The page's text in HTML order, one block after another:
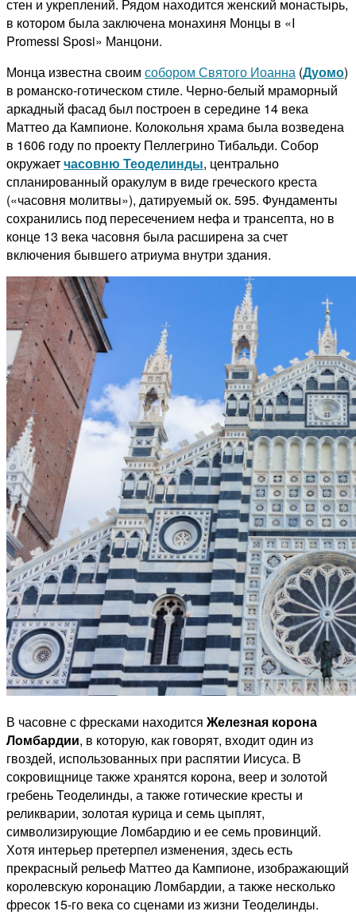
стен и укреплений. Рядом находится женский монастырь,
в котором была заключена монахиня Монцы в «I
Promessi Sposi» Манцони.
Монца известна своим собором Святого Иоанна (Дуомо)
в романско-готическом стиле. Черно-белый мраморный
аркадный фасад был построен в середине 14 века
Маттео да Кампионе. Колокольня храма была возведена
в 1606 году по проекту Пеллегрино Тибальди. Собор
окружаетчасовню Теоделинды, центрально
спланированный оракулум в виде греческого креста
(«часовня молитвы»), датируемый ок. 595. Фундаменты
сохранились под пересечением нефа и трансепта, но в
конце 13 века часовня была расширена за счет
включения бывшего атриума внутри здания.
В часовне с фресками находится Железная корона
Ломбардии, в которую, как говорят, входит один из
гвоздей, использованных при распятии Иисуса. В
сокровищнице также хранятся корона, веер и золотой
гребень Теоделинды, а также готические кресты и
реликварии, золотая курица и семь цыплят,
символизирующие Ломбардию и ее семь провинций.
Хотя интерьер претерпел изменения, здесь есть
прекрасный рельеф Маттео да Кампионе, изображающий
королевскую коронацию Ломбардии, а также несколько
фресок 15-го века со сценами из жизни Теоделинды.